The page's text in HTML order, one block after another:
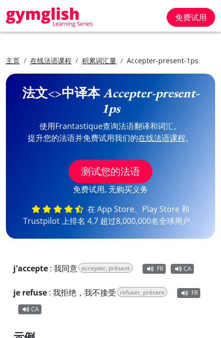
免费试用
主页 在线法语课程 积累词汇量 Accepter-present-1ps
法文<>中译本Accepter-present-
1ps
使用Frantastique查询法语翻译和词汇。
提升您的法语并免费试用我们的在线法语课程。
测试您的法语
免费试用, 无购买义务
在 App Store、Play Store 和
Trustpilot 上排名 4,7 超过8,000,000名全球用户。
j'accepte : 我同意 accepter, présent FR CA
je refuse : 我拒绝，我不接受 refuser, présent
FR
CA